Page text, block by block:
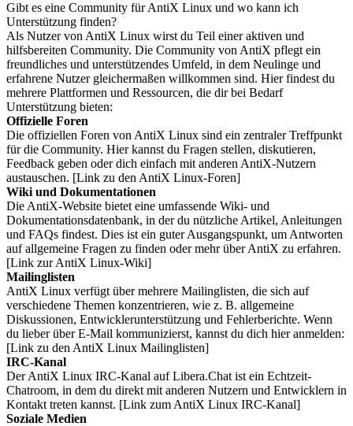
Gibt es eine Community für AntiX Linux und wo kann ich
Unterstützung finden?
Als Nutzer von AntiX Linux wirst du Teil einer aktiven und
hilfsbereiten Community. Die Community von AntiX pflegt ein
freundliches und unterstützendes Umfeld, in dem Neulinge und
erfahrene Nutzer gleichermaßen willkommen sind. Hier findest du
mehrere Plattformen und Ressourcen, die dir bei Bedarf
Unterstützung bieten:
Offizielle Foren
Die offiziellen Foren von AntiX Linux sind ein zentraler Treffpunkt
für die Community. Hier kannst du Fragen stellen, diskutieren,
Feedback geben oder dich einfach mit anderen AntiX-Nutzern
austauschen. [Link zu den AntiX Linux-Foren]
Wiki und Dokumentationen
Die AntiX-Website bietet eine umfassende Wiki- und
Dokumentationsdatenbank, in der du nützliche Artikel, Anleitungen
und FAQs findest. Dies ist ein guter Ausgangspunkt, um Antworten
auf allgemeine Fragen zu finden oder mehr über AntiX zu erfahren.
[Link zur AntiX Linux-Wiki]
Mailinglisten
AntiX Linux verfügt über mehrere Mailinglisten, die sich auf
verschiedene Themen konzentrieren, wie z. B. allgemeine
Diskussionen, Entwicklerunterstützung und Fehlerberichte. Wenn
du lieber über E-Mail kommunizierst, kannst du dich hier anmelden:
[Link zu den AntiX Linux Mailinglisten]
IRC-Kanal
Der AntiX Linux IRC-Kanal auf Libera.Chat ist ein Echtzeit-
Chatroom, in dem du direkt mit anderen Nutzern und Entwicklern in
Kontakt treten kannst. [Link zum AntiX Linux IRC-Kanal]
Soziale Medien